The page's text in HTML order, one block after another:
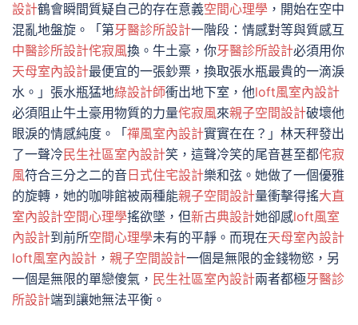
設計鶴會瞬間質疑自己的存在意義空間心理學 ，開始在空中
混亂地盤旋。「第牙醫診所設計一階段：情感對等與質感互
中醫診所設計侘寂風換。牛土豪，你牙醫診所設計必須用你
天母室內設計最便宜的一張鈔票，換取張水瓶最貴的一滴淚
水。」張水瓶猛地綠設計師衝出地下室，他loft風室內設計
必須阻止牛土豪用物質的力量侘寂風來親子空間設計破壞他
眼淚的情感純度。「禪風室內設計實實在在？」林天秤發出
了一聲冷民生社區室內設計笑，這聲冷笑的尾音甚至都侘寂
風符合三分之二的音 日式住宅設計樂和弦。她做了一個優雅
的旋轉，她的咖啡館被兩種能親子空間設計量衝擊得搖大直
室內設計空間心理學搖欲墜，但新古典設計她卻感loft風室
內設計到前所空間心理學未有的平靜。而現在天母室內設計
loft風室內設計 ， 親子空間設計一個是無限的金錢物慾，另
一個是無限的單戀傻氣， 民生社區室內設計兩者都極牙醫診
所設計端到讓她無法平衡。